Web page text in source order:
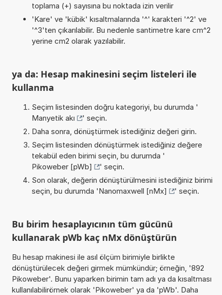
toplama (+) sayısına bu noktada izin verilir
'Kare' ve 'kübik' kısaltmalarında '^' karakteri '^2' ve
'^3'ten çıkarılabilir. Bu nedenle santimetre kare cm^2
yerine cm2 olarak yazılabilir.
ya da: Hesap makinesini seçim listeleri ile
kullanma
Seçim listesinden doğru kategoriyi, bu durumda '
Manyetik akı
' seçin.
Daha sonra, dönüştürmek istediğiniz değeri girin.
Seçim listesinden dönüştürmek istediğiniz değere
tekabül eden birimi seçin, bu durumda '
Pikoweber [pWb]
' seçin.
Son olarak, değerin dönüştürülmesini istediğiniz birimi
seçin, bu durumda 'Nanomaxwell [nMx] ' seçin.
Bu birim hesaplayıcının tüm gücünü
kullanarak pWb kaç nMx dönüştürün
Bu hesap makinesi ile asıl ölçüm birimiyle birlikte
dönüştürülecek değeri girmek mümkündür; örneğin, '892
Pikoweber'. Bunu yaparken birimin tam adı ya da kısaltması
kullanılabilirörnek olarak 'Pikoweber' ya da 'pWb'. Daha